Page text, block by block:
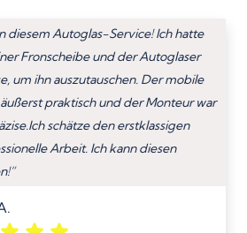
diesem Autoglas-Service! Ich hatte
Fronscheibe und der Autoglaser
um ihn auszutauschen. Der mobile
praktisch und der Monteur war
schätze den erstklassigen
Arbeit. Ich kann diesen